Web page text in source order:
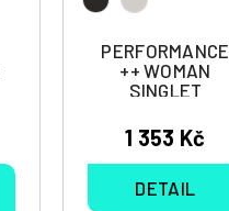
PERFORMANCE
++ WOMAN
SINGLET
1 353 Kč
DETAIL